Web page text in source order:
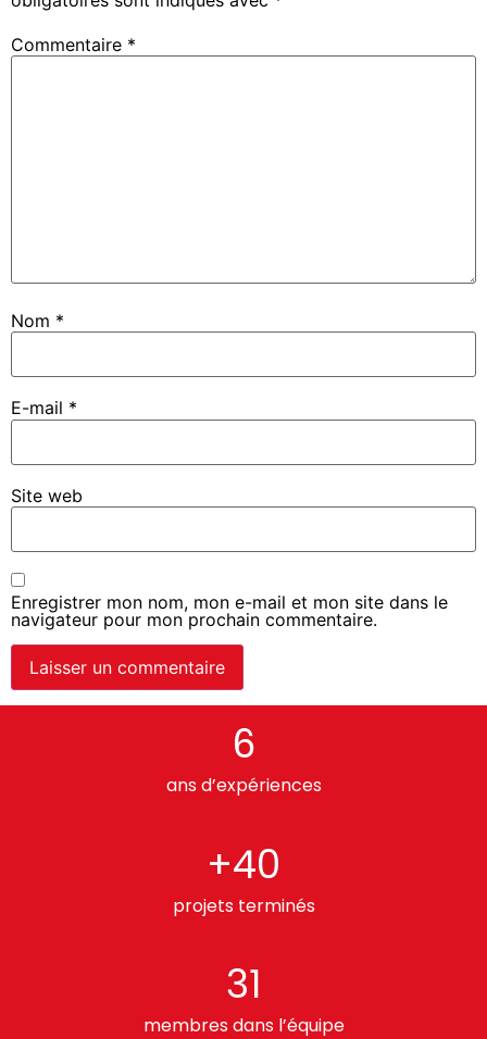
Commentaire *
Nom *
E-mail *
Site web
Enregistrer mon nom, mon e-mail et mon site dans le
navigateur pour mon prochain commentaire.
6
ans d’expériences
+40
projets terminés
31
membres dans l’équipe